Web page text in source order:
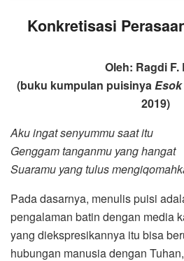
Konkretisasi
Oleh: Ragdi F.
(buku kumpulan puisinya
2019)
Aku ingat senyummu saat itu
Genggam tanganmu yang hangat
Suaramu yang tulus
Pada dasarnya, menulis puisi
pengalaman batin dengan media
yang diekspresikannya itu bisa
hubungan manusia dengan